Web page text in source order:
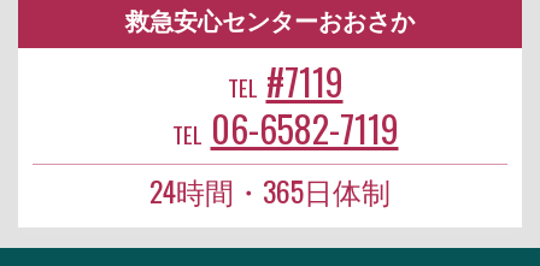
救急安心センターおおさか
TEL #7119
TEL 06-6582-7119
24時間・365日体制